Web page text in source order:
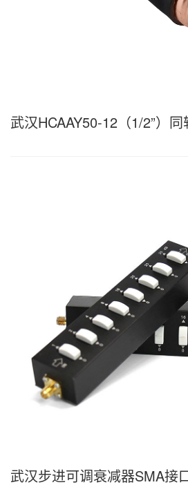
武汉HCAAY50-12（1/2”）